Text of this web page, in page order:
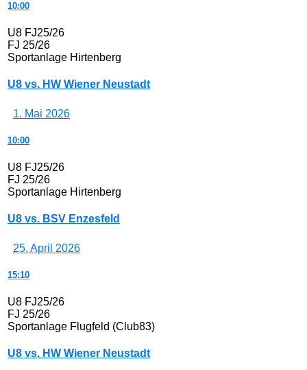
10:00
U8 FJ25/26
FJ 25/26
Sportanlage Hirtenberg
U8 vs. HW Wiener Neustadt
1. Mai 2026
10:00
U8 FJ25/26
FJ 25/26
Sportanlage Hirtenberg
U8 vs. BSV Enzesfeld
25. April 2026
15:10
U8 FJ25/26
FJ 25/26
Sportanlage Flugfeld (Club83)
U8 vs. HW Wiener Neustadt